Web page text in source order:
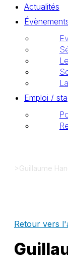
Actualités
Emploi /
>Guillaume
Retour vers